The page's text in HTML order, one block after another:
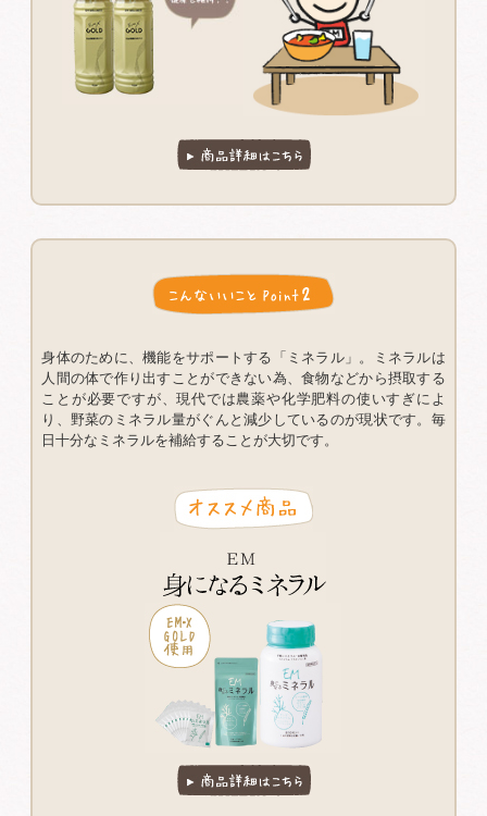
身体のために、機能をサポートする「ミネラル」。ミネラルは
人間の体で作り出すことができない為、食物などから摂取する
ことが必要ですが、現代では農薬や化学肥料の使いすぎによ
り、野菜のミネラル量がぐんと減少しているのが現状です。毎
日十分なミネラルを補給することが大切です。